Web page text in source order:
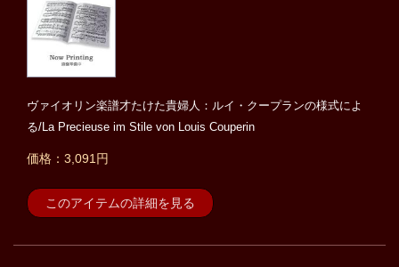
ヴァイオリン楽譜才たけた貴婦人：ルイ・クープランの様式によ
る/La Precieuse im Stile von Louis Couperin
価格：3,091円
このアイテムの詳細を見る